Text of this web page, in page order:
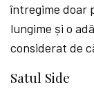
întregime doar
lungime și o
considerat de
Satul Side